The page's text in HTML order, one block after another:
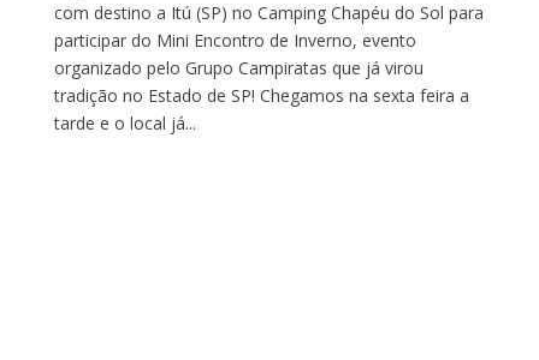
com destino a Itú (SP) no Camping Chapéu do Sol para
participar do Mini Encontro de Inverno, evento
organizado pelo Grupo Campiratas que já virou
tradição no Estado de SP! Chegamos na sexta feira a
tarde e o local já...